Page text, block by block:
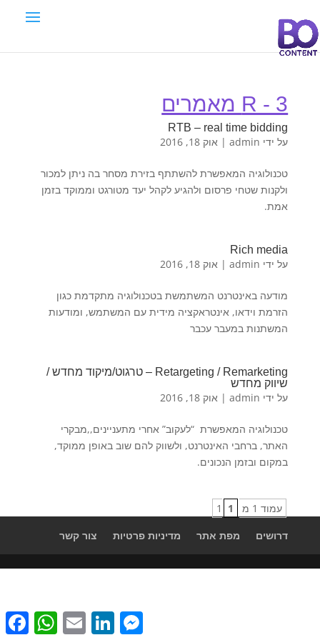
R - 3 מאמרים
RTB – real time bidding
על ידי admin
| אוק 18, 2016
טכנולוגיה המאפשרת להשתתף בזירת מסחר בה ניתן למכור
ולקנות שטחי פרסום ולהגיע לקהל יעד מטורגט וממוקד בזמן
אמת.
Rich media
על ידי admin
| אוק 18, 2016
מודעה באינטרנט המשתמשת בטכנולוגיה מתקדמת כגון
הזרמת וידאו, אינטראקציה מידית עם המשתמש, ומודעות
המשתנות במעבר עכבר
Retargeting / Remarketing – טרגוט/מיקוד מחדש /
שיווק מחדש
על ידי admin
| אוק 18, 2016
טכנולוגיה המאפשרת “לעקוב” אחרי מתעניינים,,מבקרי
האתר, ברחבי האינטרנט, ולשווק להם שוב באופן ממוקד,
במקום ובזמן הנכונים.
עמוד 1 מ 1
1
דרושים
מפת אתר מדיניות פרטיות צור קשר
WhatsApp EmailLinkedIn
Messenger